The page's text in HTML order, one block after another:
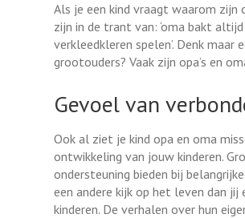
Als je een kind vraagt waarom
zijn in de trant van: ‘oma bakt
verkleedkleren spelen’. Denk
grootouders? Vaak zijn opa’s en
Gevoel van
Ook al ziet je kind opa en oma
ontwikkeling van jouw kinderen.
ondersteuning bieden bij
een andere kijk op het leven dan
kinderen. De verhalen over hun